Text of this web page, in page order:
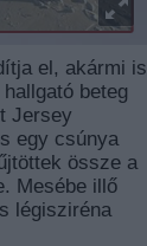
el, akármi is
beteg
Jersey
egy csúnya
össze a
Mesébe illő
légisziréna